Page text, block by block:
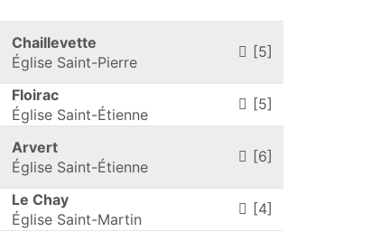
Chaillevette
Église Saint-Pierre
[5]
Floirac
Église Saint-Étienne
[5]
Arvert
Église Saint-Étienne
[6]
Le Chay
Église Saint-Martin
[4]